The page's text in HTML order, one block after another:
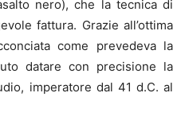
nero), che la tecnica di
fattura. Grazie all’ottima
come prevedeva la
datare con precisione la
imperatore dal 41 d.C. al